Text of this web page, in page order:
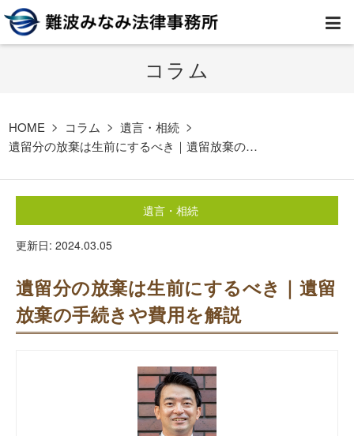
コラム
HOME コラム
遺言・相続
遺留分の放棄は生前にするべき｜遺留放棄の…
遺言・相続
更新日: 2024.03.05
遺留分の放棄は生前にするべき｜遺留
放棄の手続きや費用を解説
HOME
取扱業務
費用